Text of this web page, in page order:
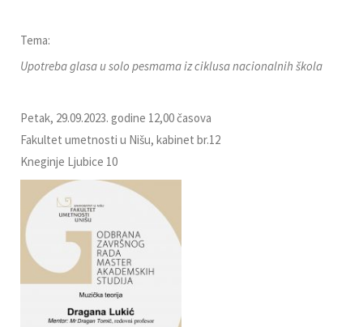
Tema:
Upotreba glasa u solo pesmama iz ciklusa nacionalnih škola
Petak, 29.09.2023. godine 12,00 časova
Fakultet umetnosti u Nišu, kabinet br.12
Kneginje Ljubice 10